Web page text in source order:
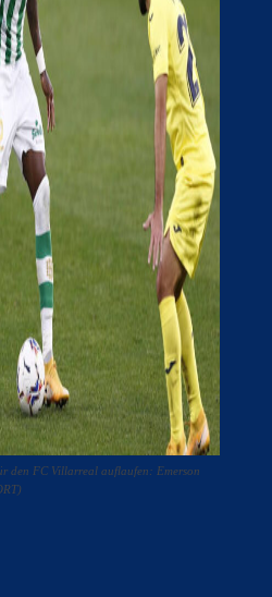
den FC Villarreal auflaufen: Emerson